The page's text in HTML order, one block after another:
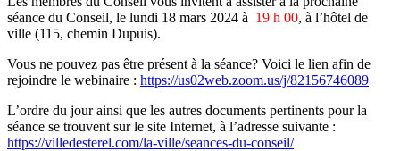
séance du Conseil, le lundi 18 mars 2024 à 19 h 00, à l’hôtel de
ville (115, chemin Dupuis).
Vous ne pouvez pas être présent à la séance? Voici le lien afin de
rejoindre le webinaire : https://us02web.zoom.us/j/82156746089
L’ordre du jour ainsi que les autres documents pertinents pour la
séance se trouvent sur le site Internet, à l’adresse suivante :
https://villedesterel.com/la-ville/seances-du-conseil/